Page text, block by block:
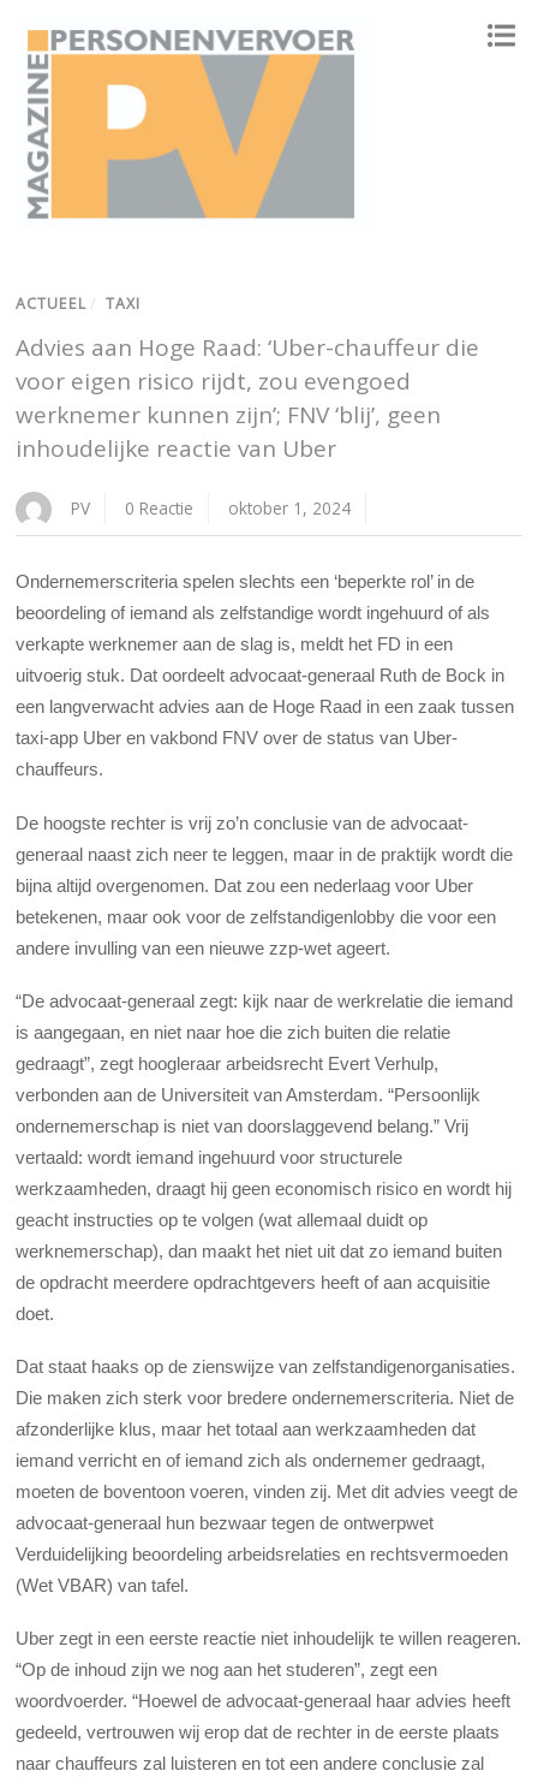
ACTUEEL / TAXI
Advies aan Hoge Raad: ‘Uber-chauffeur die
voor eigen risico rijdt, zou evengoed
werknemer kunnen zijn’; FNV ‘blij’, geen
inhoudelijke reactie van Uber
PV 0 Reactie oktober 1, 2024
Ondernemerscriteria spelen slechts een ‘beperkte rol’ in de
beoordeling of iemand als zelfstandige wordt ingehuurd of als
verkapte werknemer aan de slag is, meldt het FD in een
uitvoerig stuk. Dat oordeelt advocaat-generaal Ruth de Bock in
een langverwacht advies aan de Hoge Raad in een zaak tussen
taxi-app Uber en vakbond FNV over de status van Uber-
chauffeurs.
De hoogste rechter is vrij zo’n conclusie van de advocaat-
generaal naast zich neer te leggen, maar in de praktijk wordt die
bijna altijd overgenomen. Dat zou een nederlaag voor Uber
betekenen, maar ook voor de zelfstandigenlobby die voor een
andere invulling van een nieuwe zzp-wet ageert.
“De advocaat-generaal zegt: kijk naar de werkrelatie die iemand
is aangegaan, en niet naar hoe die zich buiten die relatie
gedraagt”, zegt hoogleraar arbeidsrecht Evert Verhulp,
verbonden aan de Universiteit van Amsterdam. “Persoonlijk
ondernemerschap is niet van doorslaggevend belang.” Vrij
vertaald: wordt iemand ingehuurd voor structurele
werkzaamheden, draagt hij geen economisch risico en wordt hij
geacht instructies op te volgen (wat allemaal duidt op
werknemerschap), dan maakt het niet uit dat zo iemand buiten
de opdracht meerdere opdrachtgevers heeft of aan acquisitie
doet.
Dat staat haaks op de zienswijze van zelfstandigenorganisaties.
Die maken zich sterk voor bredere ondernemerscriteria. Niet de
afzonderlijke klus, maar het totaal aan werkzaamheden dat
iemand verricht en of iemand zich als ondernemer gedraagt,
moeten de boventoon voeren, vinden zij. Met dit advies veegt de
advocaat-generaal hun bezwaar tegen de ontwerpwet
Verduidelijking beoordeling arbeidsrelaties en rechtsvermoeden
(Wet VBAR) van tafel.
Uber zegt in een eerste reactie niet inhoudelijk te willen reageren.
“Op de inhoud zijn we nog aan het studeren”, zegt een
woordvoerder. “Hoewel de advocaat-generaal haar advies heeft
gedeeld, vertrouwen wij erop dat de rechter in de eerste plaats
naar chauffeurs zal luisteren en tot een andere conclusie zal